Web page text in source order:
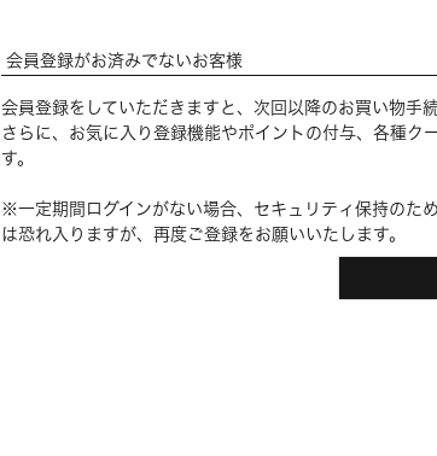
会員登録がお済みでないお客様
会員登録をしていただきますと、次回以降のお買い物手
さらに、お気に入り登録機能やポイントの付与、各種ク
す。
※一定期間ログインがない場合、セキュリティ保持のた
は恐れ入りますが、再度ご登録をお願いいたします。